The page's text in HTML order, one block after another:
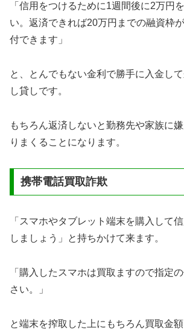
「信用をつけるために1週間後に2万円
い。返済できれば20万円までの融資枠
付できます」
と、とんでもない金利で勝手に入金し
し貸しです。
もちろん返済しないと勤務先や家族に
りまくることになります。
携帯電話買取詐欺
「スマホやタブレット端末を購入して
しましょう」と持ちかけて来ます。
「購入したスマホは買取ますので指定
さい。」
と端末を搾取した上にもちろん買取金